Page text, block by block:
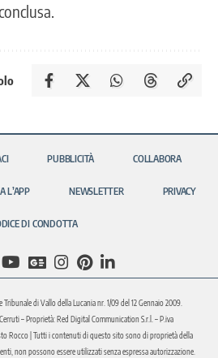
PUBBLICITÀ COLLABORA
L’APP NEWSLETTER PRIVACY
DI CONDOTTA
di Vallo della Lucania nr. 1/09 del 12 Gennaio 2009.
– Proprietà: Red Digital Communication S.r.l. – P.iva
Rocco | Tutti i contenuti di questo sito sono di proprietà della
non possono essere utilizzati senza espressa autorizzazione.